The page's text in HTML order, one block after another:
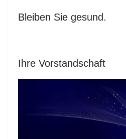
Bleiben Sie gesund.
Ihre Vorstandschaft